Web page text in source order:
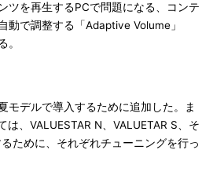
ツを再生するPCで問題になる、コンテ
動で調整する「Adaptive Volume」
。
モデルで導入するために追加した。ま
は、VALUESTAR N、VALUETAR S、そ
ために、それぞれチューニングを行っ